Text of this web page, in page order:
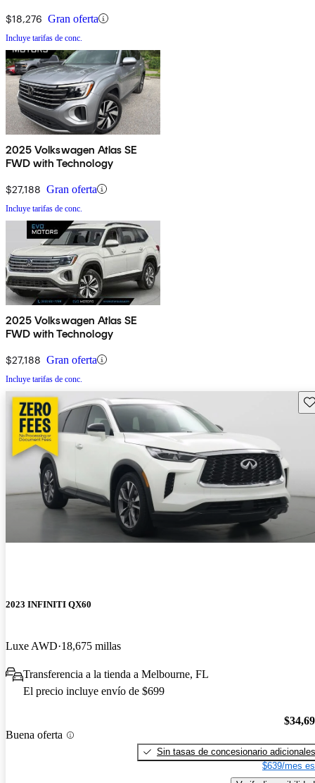
$18,276 Gran oferta
Incluye tarifas de conc.
2025 Volkswagen Atlas SE
FWD with Technology
$27,188 Gran oferta
Incluye tarifas de conc.
2025 Volkswagen Atlas SE
FWD with Technology
$27,188 Gran oferta
Incluye tarifas de conc.
2023 INFINITI QX60
Luxe AWD 18,675 millas
Transferencia a la tienda a Melbourne, FL
El precio incluye envío de $699
Buena oferta
Sin tasas de concesionario adicionales
$639/mes